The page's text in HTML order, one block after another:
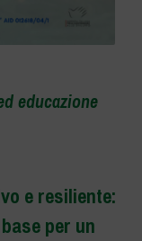
educazione
e resiliente:
per un